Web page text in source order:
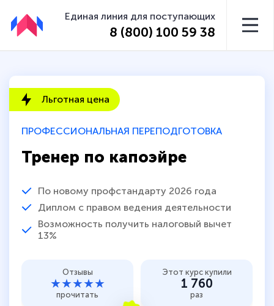
Единая линия для поступающих
8 (800) 100 59 38
ПРОФЕССИОНАЛЬНАЯ ПЕРЕПОДГОТОВКА
Тренер по капоэйре
По новому профстандарту 2026 года
Диплом с правом ведения деятельности
Возможность получить налоговый вычет
13%
Льготная цена
Отзывы
★★★★★
прочитать
Этот курс купили
1 760
раз